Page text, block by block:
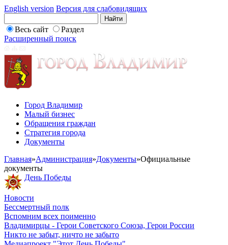
English version Версия для слабовидящих
Весь сайт
Раздел
Расширенный поиск
Город Владимир
Малый бизнес
Обращения граждан
Стратегия города
Документы
Главная»Администрация»Документы»Официальные
документы
День Победы
Новости
Бессмертный полк
Вспомним всех поименно
Владимирцы - Герои Советского Союза, Герои России
Никто не забыт, ничто не забыто